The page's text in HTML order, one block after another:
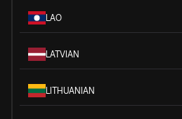
LAO
LATVIAN
LITHUANIAN